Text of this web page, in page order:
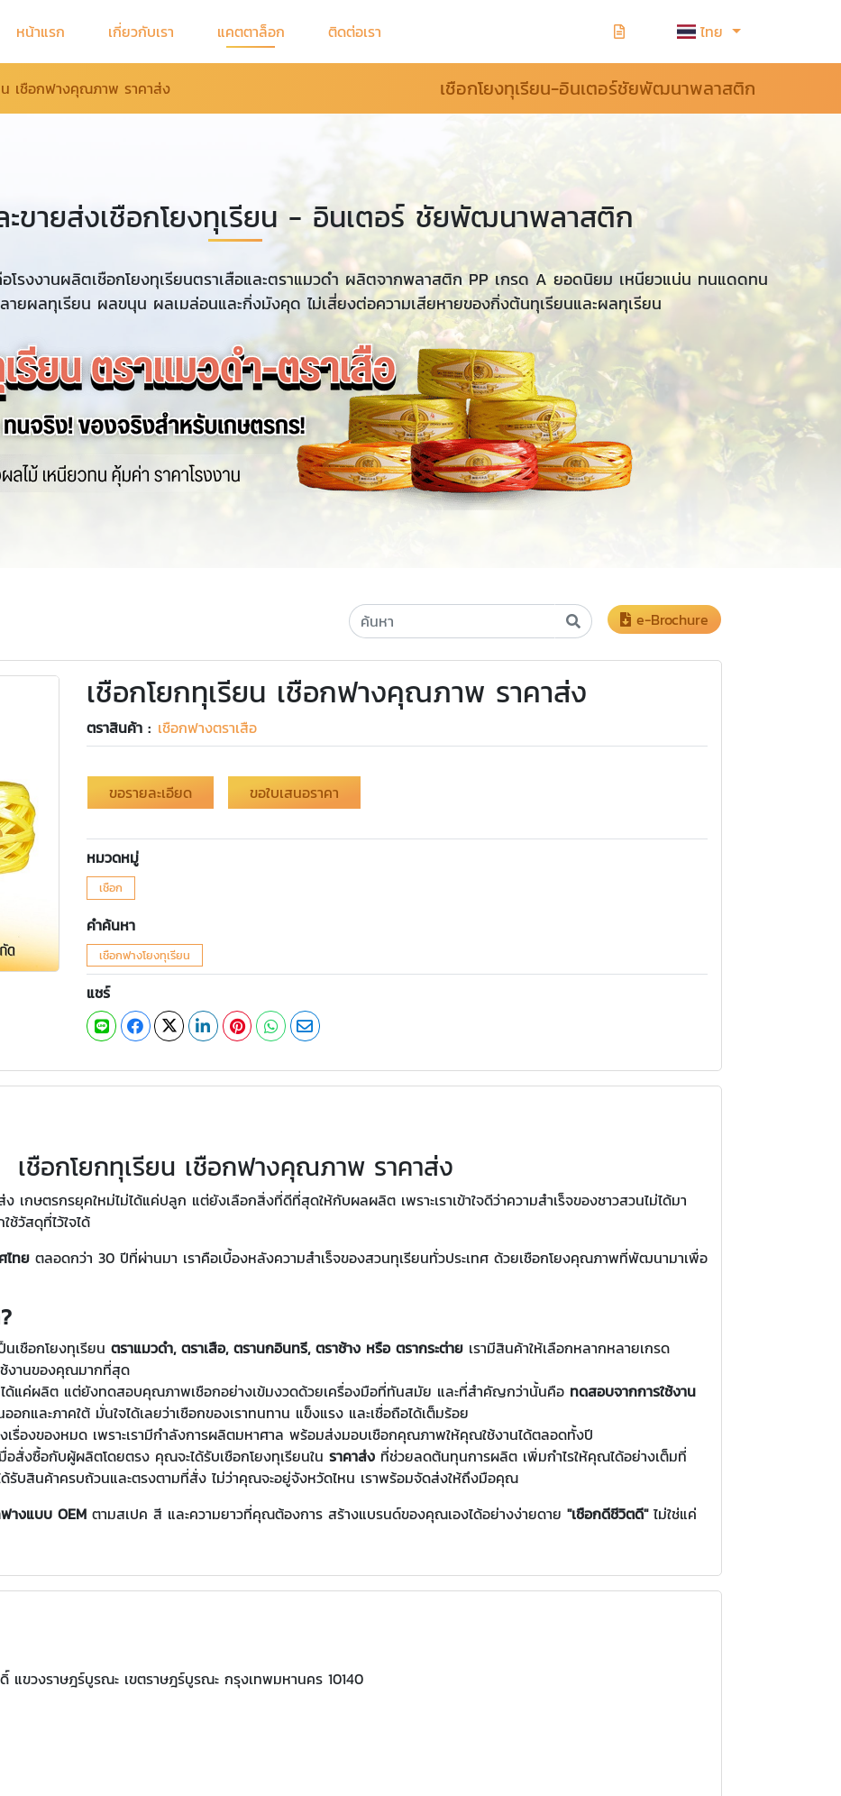
หน้าแรก เกี่ยวกับเรา แคตตาล็อก ติดต่อเรา ไทย
น เชือกฟางคุณภาพ ราคาส่ง เชือกโยงทุเรียน-อินเตอร์ชัยพัฒนาพลาสติก
ะขายส่งเชือกโยงทุเรียน - อินเตอร์ ชัยพัฒนาพลาสติก
อโรงงานผลิตเชือกโยงทุเรียนตราเสือและตราแมวดำ ผลิตจากพลาสติก PP เกรด A ยอดนิยม เหนียวแน่น ทนแดดทน
ายผลทุเรียน ผลขนุน ผลเมล่อนและกิ่งมังคุด ไม่เสี่ยงต่อความเสียหายของกิ่งต้นทุเรียนและผลทุเรียน
e-Brochure
เชือกโยกทุเรียน เชือกฟางคุณภาพ ราคาส่ง
ตราสินค้า : เชือกฟางตราเสือ
ขอรายละเอียด ขอใบเสนอราคา
หมวดหมู่
เชือก
คำค้นหา
เชือกฟางโยงทุเรียน
แชร์
เชือกโยกทุเรียน เชือกฟางคุณภาพ ราคาส่ง
เกษตรกรยุคใหม่ไม่ได้แค่ปลูก แต่ยังเลือกสิ่งที่ดีที่สุดให้กับผลผลิต เพราะเราเข้าใจดีว่าความสำเร็จของชาวสวนไม่ได้มา
วัสดุที่ไว้ใจได้
ไทย ตลอดกว่า 30 ปีที่ผ่านมา เราคือเบื้องหลังความสำเร็จของสวนทุเรียนทั่วประเทศ ด้วยเชือกโยงคุณภาพที่พัฒนามาเพื่อ
นเชือกโยงทุเรียน ตราแมวดำ, ตราเสือ, ตรานกอินทรี, ตราช้าง หรือ ตรากระต่าย เรามีสินค้าให้เลือกหลากหลายเกรด
ช้งานของคุณมากที่สุด
ได้แค่ผลิต แต่ยังทดสอบคุณภาพเชือกอย่างเข้มงวดด้วยเครื่องมือที่ทันสมัย และที่สำคัญกว่านั้นคือ ทดสอบจากการใช้งาน
อกและภาคใต้ มั่นใจได้เลยว่าเชือกของเราทนทาน แข็งแรง และเชื่อถือได้เต็มร้อย
เรื่องของหมด เพราะเรามีกำลังการผลิตมหาศาล พร้อมส่งมอบเชือกคุณภาพให้คุณใช้งานได้ตลอดทั้งปี
อสั่งซื้อกับผู้ผลิตโดยตรง คุณจะได้รับเชือกโยงทุเรียนใน ราคาส่ง ที่ช่วยลดต้นทุนการผลิต เพิ่มกำไรให้คุณได้อย่างเต็มที่
ด้รับสินค้าครบถ้วนและตรงตามที่สั่ง ไม่ว่าคุณจะอยู่จังหวัดไหน เราพร้อมจัดส่งให้ถึงมือคุณ
างแบบ OEM ตามสเปค สี และความยาวที่คุณต้องการ สร้างแบรนด์ของคุณเองได้อย่างง่ายดาย "เชือกดีชีวิตดี"ไม่ใช่แค่
ขวงราษฎร์บูรณะ เขตราษฎร์บูรณะ กรุงเทพมหานคร 10140